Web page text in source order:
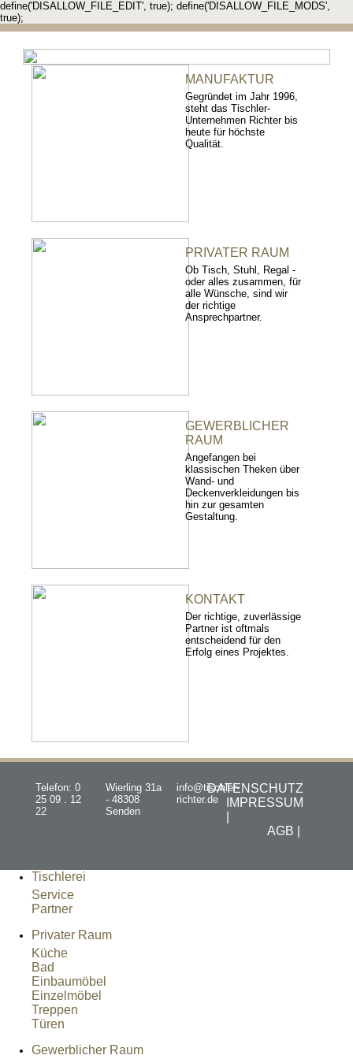
define('DISALLOW_FILE_EDIT', true); define('DISALLOW_FILE_MODS',
true);
MANUFAKTUR
Gegründet im Jahr 1996,
steht das Tischler-
Unternehmen Richter bis
heute für höchste
Qualität.
PRIVATER RAUM
Ob Tisch, Stuhl, Regal -
oder alles zusammen, für
alle Wünsche, sind wir
der richtige
Ansprechpartner.
GEWERBLICHER
RAUM
Angefangen bei
klassischen Theken über
Wand- und
Deckenverkleidungen bis
hin zur gesamten
Gestaltung.
KONTAKT
Der richtige, zuverlässige
Partner ist oftmals
entscheidend für den
Erfolg eines Projektes.
Telefon: 0
25 09 . 12
22
Wierling 31a
- 48308
Senden
info@tischler-
richter.de
DATENSCHUTZ
IMPRESSUM
AGB |
Tischlerei
Service
Partner
Privater Raum
Küche
Bad
Einbaumöbel
Einzelmöbel
Treppen
Türen
Gewerblicher Raum